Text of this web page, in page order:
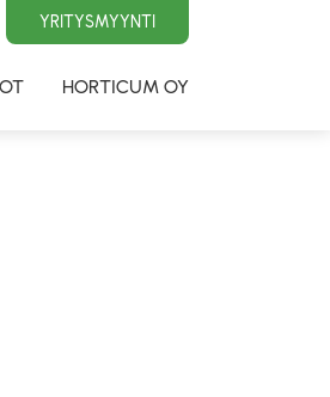
YRITYSMYYNTI
HORTICUM OY